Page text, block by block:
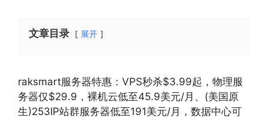
文章目录 展开
raksmart服务器特惠：VPS秒杀$3.99起，物理服
务器仅$29.9，裸机云低至45.9美元/月、(美国原
生)253IP站群服务器低至191美元/月，数据中心可